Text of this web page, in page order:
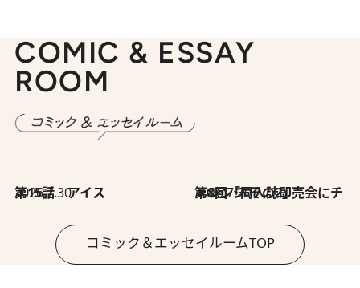
COMIC & ESSAY
ROOM
2026.7.30
第15話 アイス 2026.7.30
第8回「同人誌即売会にチャレンジ その2」
コミック＆エッセイルームTOP